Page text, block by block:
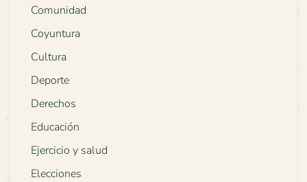
Comunidad
Coyuntura
Cultura
Deporte
Derechos
Educación
Ejercicio y salud
Elecciones